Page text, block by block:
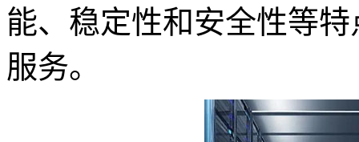
能、稳定性和安全性等
服务。